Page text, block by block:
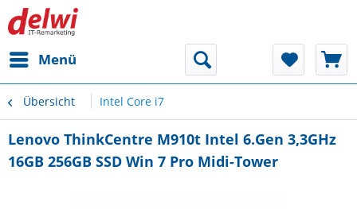
Menü
Übersicht Intel Core i7
Lenovo ThinkCentre M910t Intel 6.Gen 3,3GHz
16GB 256GB SSD Win 7 Pro Midi-Tower